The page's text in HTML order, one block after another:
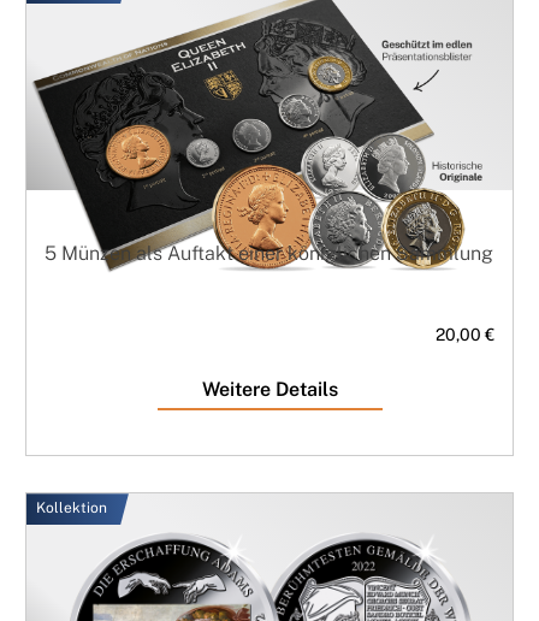
5 Münzen als Auftakt einer königlichen Sammlung
20,00 €
Weitere Details
Kollektion